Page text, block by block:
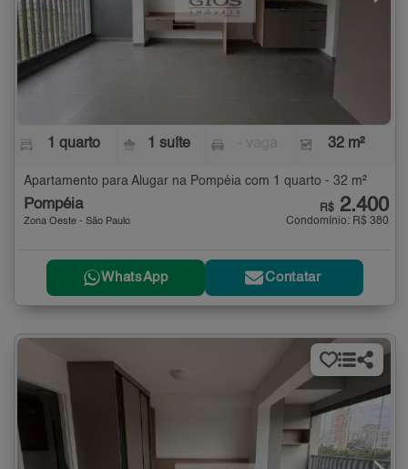
1 quarto 1 suíte 32 m²
Apartamento para Alugar na Pompéia com 1 quarto - 32 m²
Pompéia
Zona Oeste - São Paulo
R$ 2.400
Condomínio: R$ 380
WhatsApp Contatar